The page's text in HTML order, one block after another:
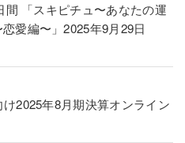
間 「スキピチュ〜あなたの運
愛編〜」2025年9月29日
2025年8月期決算オンライン